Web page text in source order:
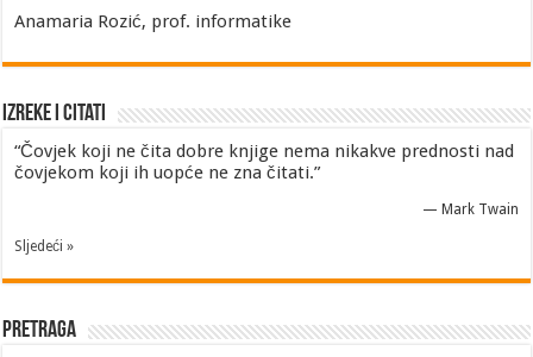
Anamaria Rozić, prof. informatike
Izreke i Citati
“Čovjek koji ne čita dobre knjige nema nikakve prednosti nad
čovjekom koji ih uopće ne zna čitati.”
— Mark Twain
Sljedeći »
Pretraga